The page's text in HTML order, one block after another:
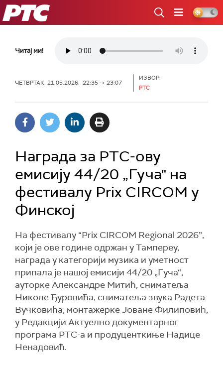
РТС
Читај ми!
ЧЕТВРТАК, 21.05.2026, 22:35 -> 23:07
ИЗВОР:
РТС
Награда за РТС-ову
емисију 44/20 „Гуча" на
фестивалу Prix CIRCOM у
Финској
На фестивалу “Prix CIRCOM Regional 2026”,
који је ове године одржан у Тампереу,
награда у категорији музика и уметност
припала је нашој емисији 44/20 „Гуча“,
ауторке Александре Митић, сниматеља
Николе Ђуровића, сниматеља звука Радета
Вучковића, монтажерке Јоване Филиповић,
у Редакцији Актуелно документарног
програма РТС-а и продуценткиње Надице
Ненадовић.